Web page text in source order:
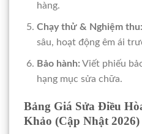
hàng.
Chạy thử & Nghiệm thu:
sâu, hoạt động êm ái
Bảo hành: Viết phiếu
hạng mục sửa chữa.
Bảng Giá Sửa Điều
Khảo (Cập Nhật 2026)